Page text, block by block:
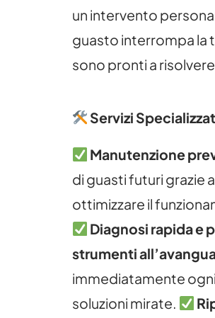
un intervento
guasto interrompa la
sono pronti a
Servizi
Manutenzione
di guasti futuri grazie
ottimizzare il
Diagnosi rapida e
strumenti
immediatamente
soluzioni mirate.